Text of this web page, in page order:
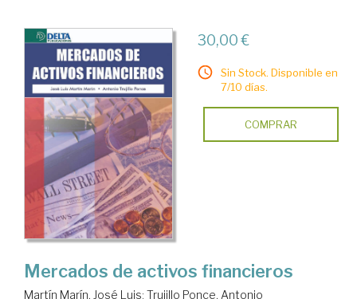
30,00 €
Sin Stock. Disponible en
7/10 días.
COMPRAR
Mercados de activos financieros
Martín Marín, José Luis; Trujillo Ponce, Antonio